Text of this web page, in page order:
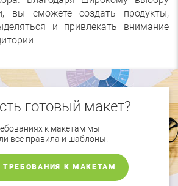
вы сможете создать продукты,
и привлекать внимание
готовый макет?
к макетам мы
все правила и шаблоны.
ТРЕБОВАНИЯ К МАКЕТАМ